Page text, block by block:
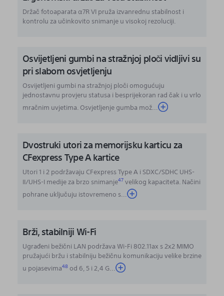
Držač fotoaparata α7R VI pruža izvanrednu stabilnost i
kontrolu za učinkovito snimanje u visokoj rezoluciji.
Osvijetljeni gumbi na stražnjoj ploči vidljivi su
pri slabom osvjetljenju
Osvijetljeni gumbi na stražnjoj ploči omogućuju
jednostavnu provjeru statusa i besprijekoran rad čak i u vrlo
mračnim uvjetima. Osvjetljenje gumba mož...
Dvostruki utori za memorijsku karticu za
CFexpress Type A kartice
Utori 1 i 2 podržavaju CFexpress Type A i SDXC/SDHC UHS-
II/UHS-I medije za brzo snimanje47velikog kapaciteta. Načini
pohrane uključuju istovremeno s...
Brži, stabilniji Wi-Fi
Ugrađeni bežični LAN podržava Wi-Fi 802.11ax s 2x2 MIMO
pružajući bržu i stabilniju bežičnu komunikaciju velike brzine
u pojasevima48od 6, 5 i 2,4 G...